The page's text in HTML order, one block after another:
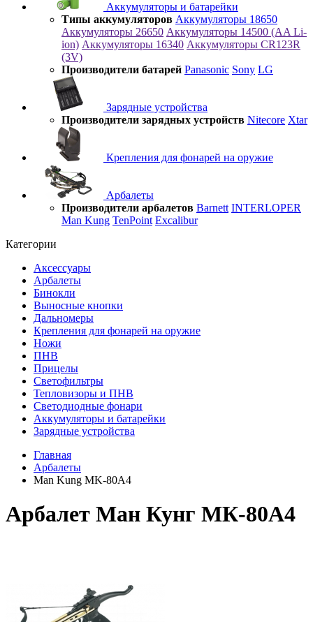
Аккумуляторы и батарейки
Типы аккумуляторов Аккумуляторы 18650
Аккумуляторы 26650 Аккумуляторы 14500 (AA Li-
ion) Аккумуляторы 16340 Аккумуляторы CR123R
(3V)
Производители батарей Panasonic Sony LG
Зарядные устройства
Производители зарядных устройств Nitecore Xtar
Крепления для фонарей на оружие
Арбалеты
Производители арбалетов Barnett INTERLOPER
Man Kung TenPoint Excalibur
Категории
Аксессуары
Арбалеты
Бинокли
Выносные кнопки
Дальномеры
Крепления для фонарей на оружие
Ножи
ПНВ
Прицелы
Светофильтры
Тепловизоры и ПНВ
Светодиодные фонари
Аккумуляторы и батарейки
Зарядные устройства
Главная
Арбалеты
Man Kung MK-80A4
Арбалет Ман Кунг МК-80А4